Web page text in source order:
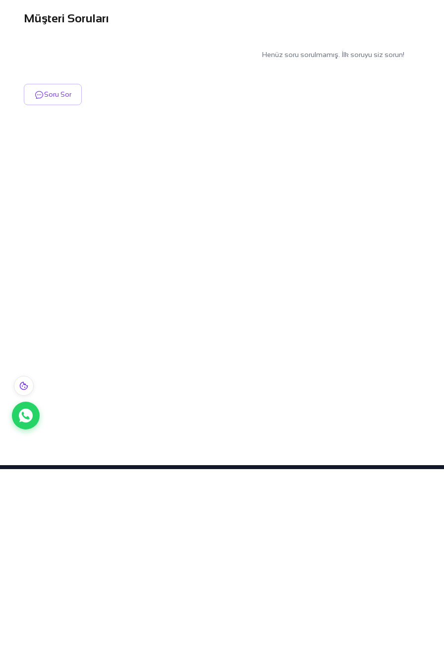
Müşteri Soruları
Henüz soru sorulmamış. İlk soruyu siz sorun!
Soru Sor